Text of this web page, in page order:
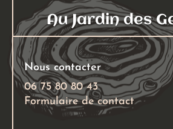
Au Jardin des
Nous contacter
06 75 80 80 43
Formulaire de contact